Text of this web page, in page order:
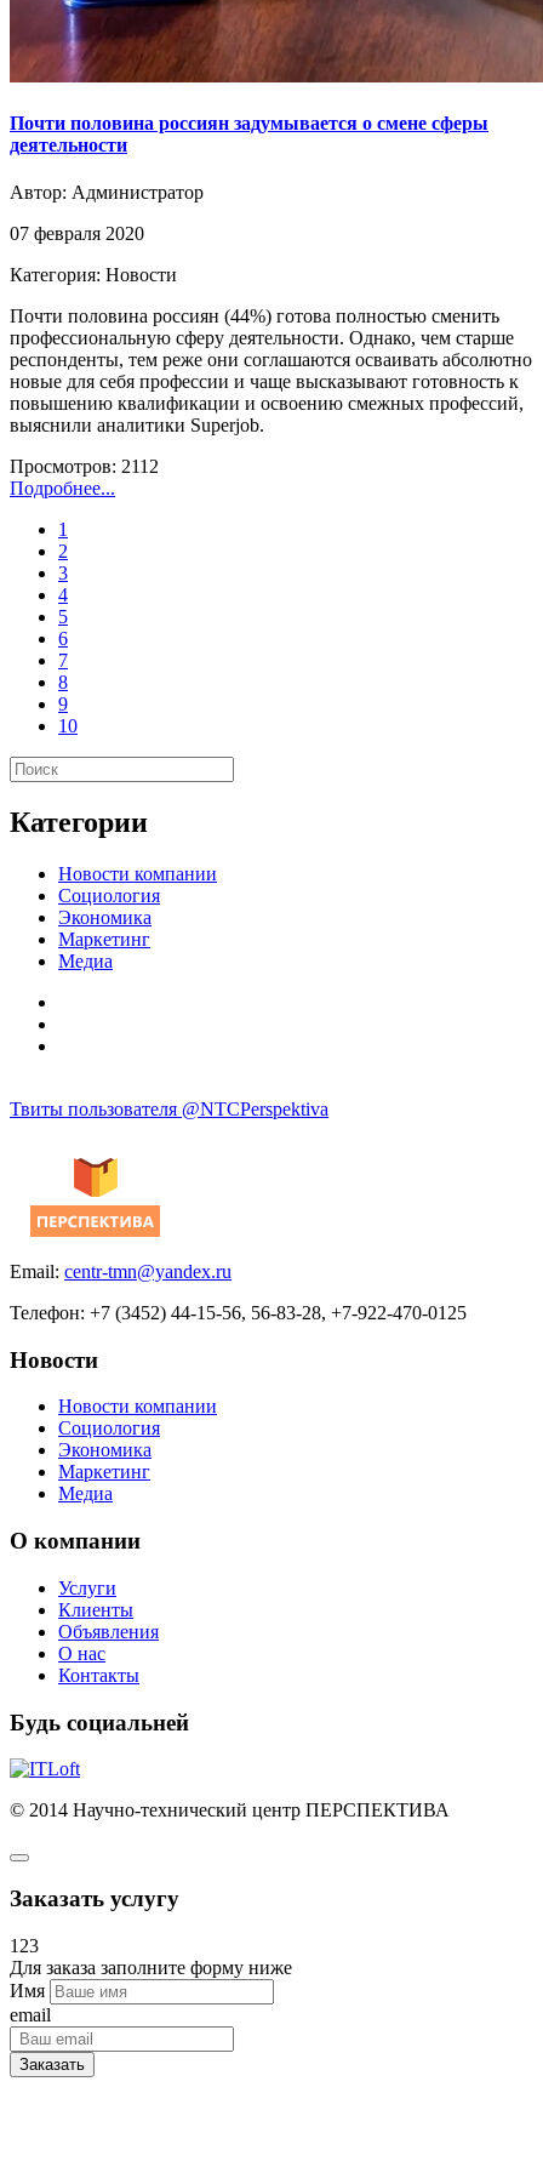
Почти половина россиян задумывается о смене сферы
деятельности
Автор: Администратор
07 февраля 2020
Категория: Новости
Почти половина россиян (44%) готова полностью сменить
профессиональную сферу деятельности. Однако, чем старше
респонденты, тем реже они соглашаются осваивать абсолютно
новые для себя профессии и чаще высказывают готовность к
повышению квалификации и освоению смежных профессий,
выяснили аналитики Superjob.
Просмотров: 2112
Подробнее...
1
2
3
4
5
6
7
8
9
10
Категории
Новости компании
Социология
Экономика
Маркетинг
Медиа
Твиты пользователя @NTCPerspektiva
Email: centr-tmn@yandex.ru
Телефон: +7 (3452) 44-15-56, 56-83-28, +7-922-470-0125
Новости
Новости компании
Социология
Экономика
Маркетинг
Медиа
О компании
Услуги
Клиенты
Объявления
О нас
Контакты
Будь социальней
© 2014 Научно-технический центр ПЕРСПЕКТИВА
Заказать услугу
123
Для заказа заполните форму ниже
Имя
email
Заказать